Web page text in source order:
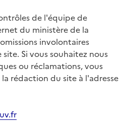
de l'équipe de
du ministère de la
involontaires
Si vous souhaitez nous
ou réclamations, vous
rédaction du site à l'adresse